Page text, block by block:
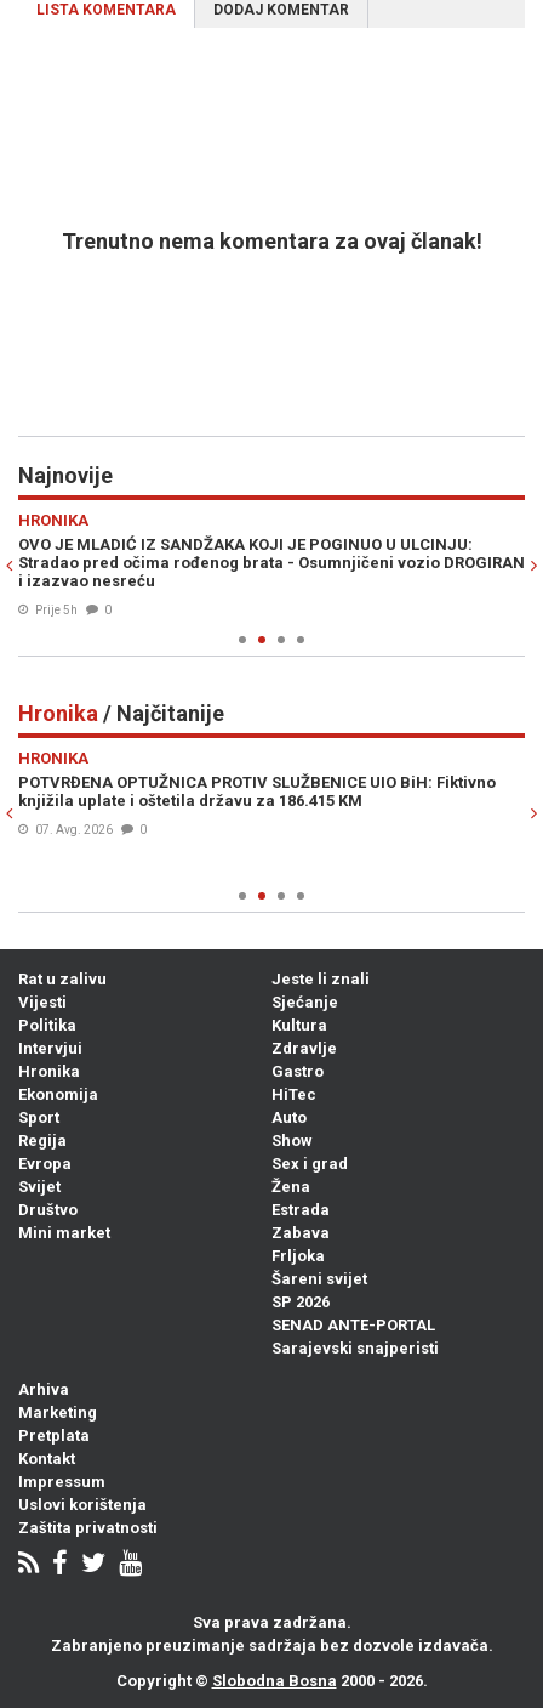
LISTA KOMENTARA DODAJ KOMENTAR
Trenutno nema komentara za ovaj članak!
Najnovije
HRONIKA
OVO JE MLADIĆ IZ SANDŽAKA KOJI JE POGINUO U ULCINJU:
Stradao pred očima rođenog brata - Osumnjičeni vozio DROGIRAN
i izazvao nesreću
Prije 5h 0
Hronika / Najčitanije
HRONIKA
POTVRĐENA OPTUŽNICA PROTIV SLUŽBENICE UIO BiH: Fiktivno
knjižila uplate i oštetila državu za 186.415 KM
07. Avg. 2026 0
Rat u zalivu
Vijesti
Politika
Intervjui
Hronika
Ekonomija
Sport
Regija
Evropa
Svijet
Društvo
Mini market
Jeste li znali
Sjećanje
Kultura
Zdravlje
Gastro
HiTec
Auto
Show
Sex i grad
Žena
Estrada
Zabava
Frljoka
Šareni svijet
SP 2026
SENAD ANTE-PORTAL
Sarajevski snajperisti
Arhiva
Marketing
Pretplata
Kontakt
Impressum
Uslovi korištenja
Zaštita privatnosti
Sva prava zadržana.
Zabranjeno preuzimanje sadržaja bez dozvole izdavača.
Copyright © Slobodna Bosna 2000 - 2026.